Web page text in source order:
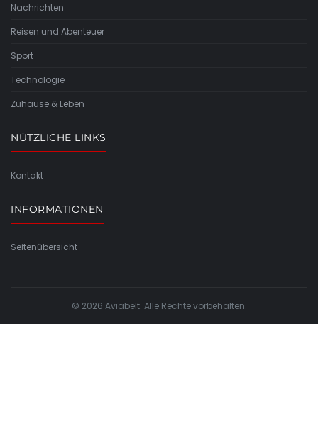
Nachrichten
Reisen und Abenteuer
Sport
Technologie
Zuhause & Leben
NÜTZLICHE LINKS
Kontakt
INFORMATIONEN
Seitenübersicht
© 2026 Aviabelt. Alle Rechte vorbehalten.